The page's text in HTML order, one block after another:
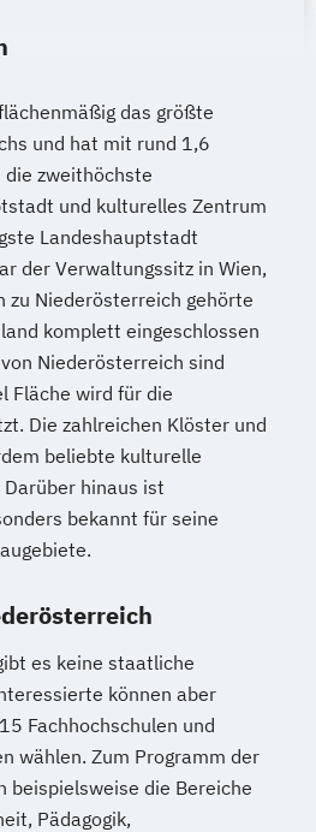
das größte
und hat mit rund 1,6
die zweithöchste
und kulturelles Zentrum
Landeshauptstadt
der Verwaltungssitz in Wien,
zu Niederösterreich gehörte
komplett eingeschlossen
Niederösterreich sind
Fläche wird für die
Die zahlreichen Klöster und
beliebte kulturelle
hinaus ist
bekannt für seine
es keine staatliche
können aber
Fachhochschulen und
wählen. Zum Programm der
beispielsweise die Bereiche
Pädagogik,